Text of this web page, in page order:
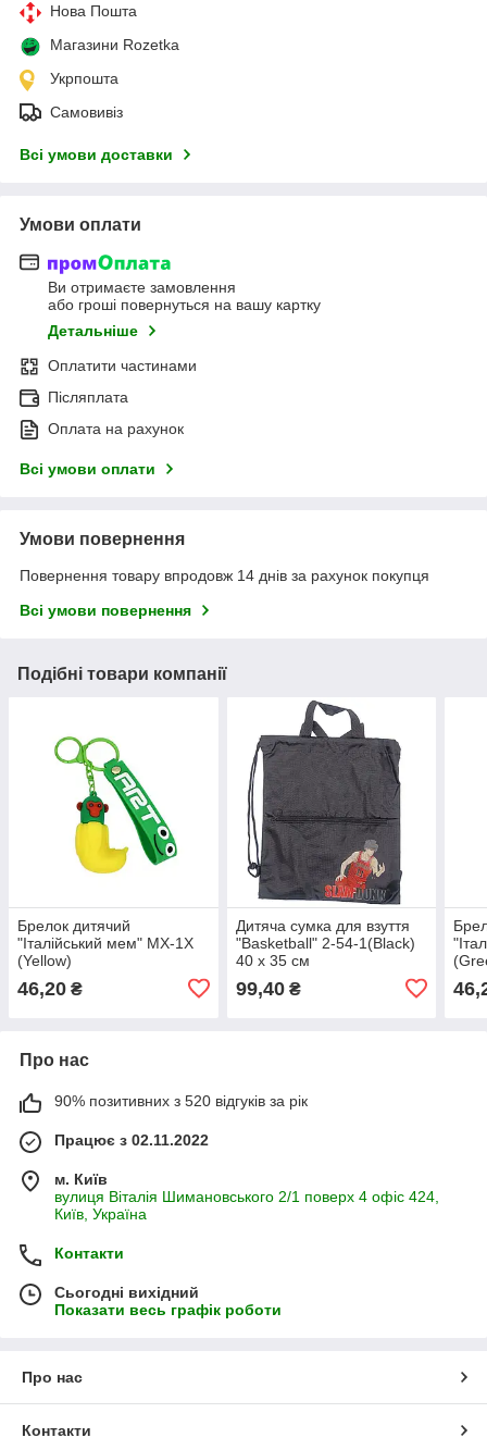
Нова Пошта
Магазини Rozetka
Укрпошта
Самовивіз
Всі умови доставки
Умови оплати
Ви отримаєте замовлення
або гроші повернуться на вашу картку
Детальніше
Оплатити частинами
Післяплата
Оплата на рахунок
Всі умови оплати
Умови повернення
Повернення товару впродовж 14 днів за рахунок покупця
Всі умови повернення
Подібні товари компанії
Брелок дитячий
"Італійський мем" MX-1X
(Yellow)
46,20 ₴
Дитяча сумка для взуття
"Basketball" 2-54-1(Black)
40 x 35 см
99,40₴
Про нас
90% позитивних з 520 відгуків за рік
Працює з 02.11.2022
м. Київ
вулиця Віталія Шимановського 2/1 поверх 4 офіс 424,
Київ, Україна
Контакти
Сьогодні вихідний
Показати весь графік роботи
Про нас
Контакти